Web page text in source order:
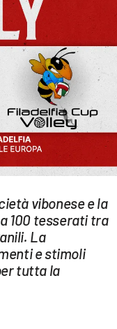
vibonese e la
100 tesserati tra
La
e stimoli
tutta la